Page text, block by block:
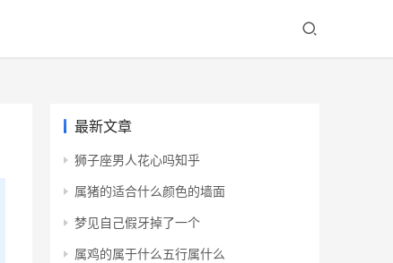
最新文章
狮子座男人花心吗知乎
属猪的适合什么颜色的墙面
梦见自己假牙掉了一个
属鸡的属于什么五行属什么